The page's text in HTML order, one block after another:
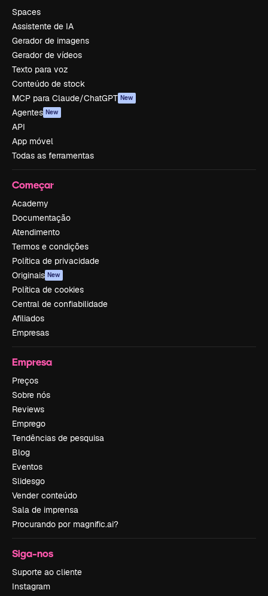
Spaces
Assistente de IA
Gerador de imagens
Gerador de vídeos
Texto para voz
Conteúdo de stock
MCP para Claude/ChatGPT New
Agentes New
API
App móvel
Todas as ferramentas
Começar
Academy
Documentação
Atendimento
Termos e condições
Política de privacidade
Originais New
Política de cookies
Central de confiabilidade
Afiliados
Empresas
Empresa
Preços
Sobre nós
Reviews
Emprego
Tendências de pesquisa
Blog
Eventos
Slidesgo
Vender conteúdo
Sala de imprensa
Procurando por magnific.ai?
Siga-nos
Suporte ao cliente
Instagram